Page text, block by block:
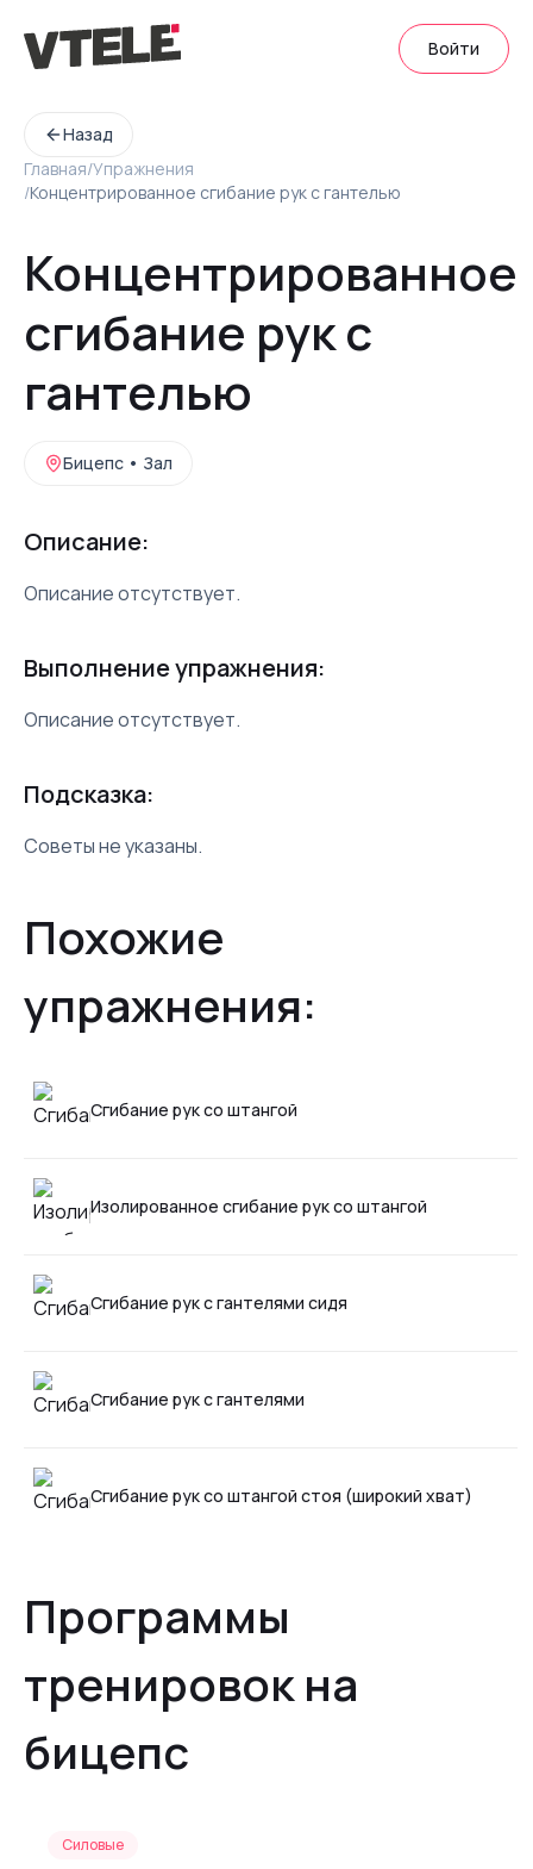
Войти
Назад
Главная/Упражнения
/Концентрированное сгибание рук с гантелью
Концентрированное
сгибание рук с
гантелью
Бицепс • Зал
Описание:
Описание отсутствует.
Выполнение упражнения:
Описание отсутствует.
Подсказка:
Советы не указаны.
Похожие
упражнения:
Сгибание рук со штангой
Изолированное сгибание рук со штангой
Сгибание рук с гантелями сидя
Сгибание рук с гантелями
Сгибание рук со штангой стоя (широкий хват)
Программы
тренировок на
бицепс
Силовые